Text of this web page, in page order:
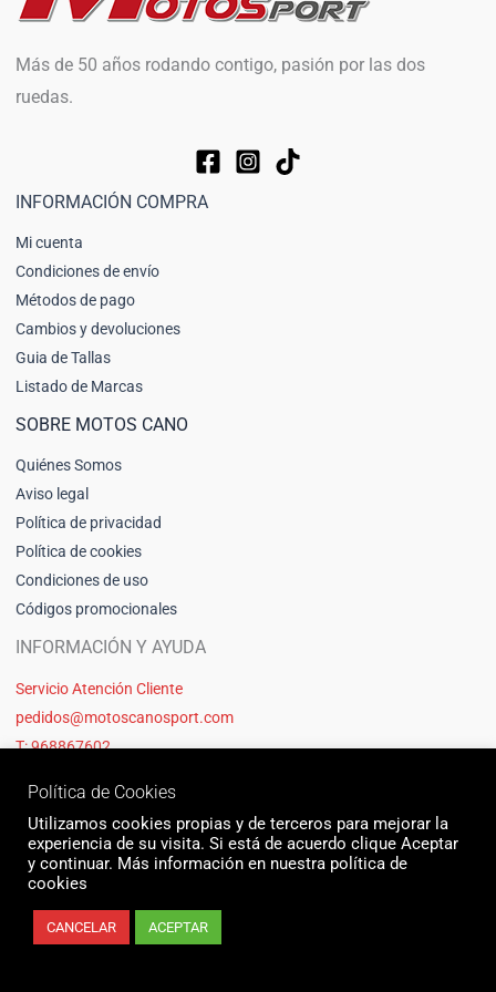
Más de 50 años rodando contigo, pasión por las dos
ruedas.
INFORMACIÓN COMPRA
Mi cuenta
Condiciones de envío
Métodos de pago
Cambios y devoluciones
Guia de Tallas
Listado de Marcas
SOBRE MOTOS CANO
Quiénes Somos
Aviso legal
Política de privacidad
Política de cookies
Condiciones de uso
Códigos promocionales
INFORMACIÓN Y AYUDA
Servicio Atención Cliente
pedidos@motoscanosport.com
T: 968867602
© 2026 Motos Cano Sport | Sitio web creado y mantenido por Unika web
Política de Cookies
Utilizamos cookies propias y de terceros para mejorar la
experiencia de su visita. Si está de acuerdo clique Aceptar
y continuar. Más información en nuestra política de
cookies
CANCELAR ACEPTAR